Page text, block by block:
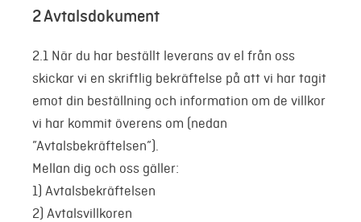
2 Avtalsdokument
2.1 När du har beställt leverans av el från oss
skickar vi en skriftlig bekräftelse på att vi har tagit
emot din beställning och information om de villkor
vi har kommit överens om (nedan
”Avtalsbekräftelsen”).
Mellan dig och oss gäller:
1) Avtalsbekräftelsen
2) Avtalsvillkoren